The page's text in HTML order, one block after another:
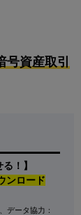
資産取引
！】
ンロード
データ協力：